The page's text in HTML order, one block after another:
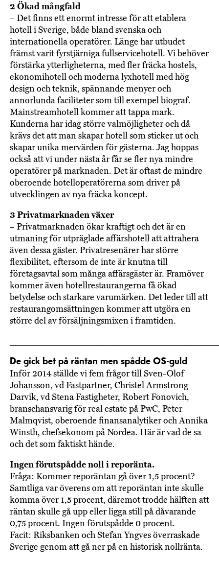
2 Ökad mångfald
– Det finns ett enormt intresse för att etablera
hotell i Sverige, både bland svenska och
internationella operatörer. Länge har utbudet
främst varit fyrstjärniga fullservicehotell. Vi behöver
förstärka ytterligheterna, med fler fräcka hostels,
ekonomihotell och moderna lyxhotell med hög
design och teknik, spännande menyer och
annorlunda faciliteter som till exempel biograf.
Mainstreamhotell kommer att tappa mark.
Kunderna har idag större valmöjligheter och då
krävs det att man skapar hotell som sticker ut och
skapar unika mervärden för gästerna. Jag hoppas
också att vi under nästa år får se fler nya mindre
operatörer på marknaden. Det är oftast de mindre
oberoende hotelloperatörerna som driver på
utvecklingen av nya fräcka koncept.
3 Privatmarknaden växer
– Privatmarknaden ökar kraftigt och det är en
utmaning för utpräglade affärshotell att attrahera
även dessa gäster. Privatresenärer har större
flexibilitet, eftersom de inte är knutna till
företagsavtal som många affärsgäster är. Framöver
kommer även hotellrestaurangerna få ökad
betydelse och starkare varumärken. Det leder till att
restaurangomsättningen kommer att utgöra en
större del av försäljningsmixen i framtiden.
De gick bet på räntan men spådde OS-guld
Inför 2014 ställde vi fem frågor till Sven-Olof
Johansson, vd Fastpartner, Christel Armstrong
Darvik, vd Stena Fastigheter, Robert Fonovich,
branschansvarig för real estate på PwC, Peter
Malmqvist, oberoende finansanalytiker och Annika
Winsth, chefsekonom på Nordea. Här är vad de sa
och det som faktiskt hände.
Ingen förutspådde noll i reporänta.
Fråga: Kommer reporäntan gå över 1,5 procent?
Samtliga var överens om att reporäntan inte skulle
komma över 1,5 procent, däremot trodde hälften att
räntan skulle gå upp eller ligga still på dåvarande
0,75 procent. Ingen förutspådde 0 procent.
Facit: Riksbanken och Stefan Yngves överraskade
Sverige genom att gå ner på en historisk nollränta.